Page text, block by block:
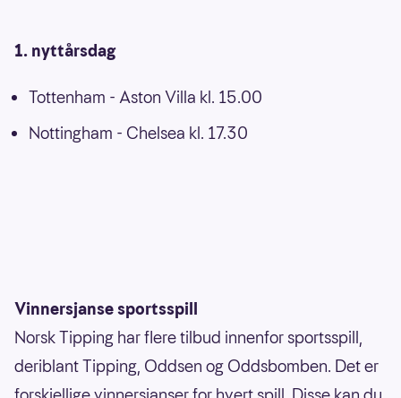
1. nyttårsdag
Tottenham - Aston Villa kl. 15.00
Nottingham - Chelsea kl. 17.30
Vinnersjanse sportsspill
Norsk Tipping har flere tilbud innenfor sportsspill,
deriblant Tipping, Oddsen og Oddsbomben. Det er